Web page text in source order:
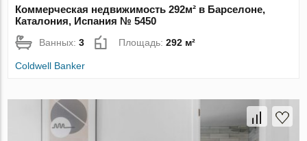
Коммерческая недвижимость 292м² в Барселоне,
Каталония, Испания № 5450
Ванных:3 Площадь:292 м²
Coldwell Banker